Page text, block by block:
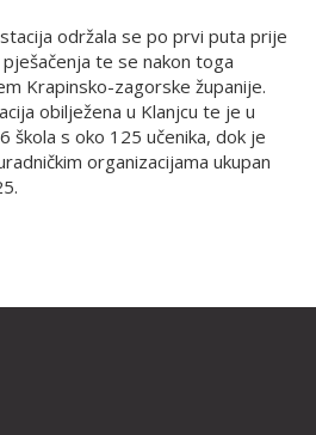
održala se po prvi puta prije
te se nakon toga
Krapinsko-zagorske županije.
obilježena u Klanjcu te je u
škola s oko 125 učenika, dok je
organizacijama ukupan